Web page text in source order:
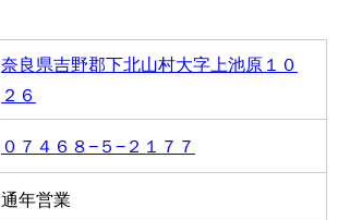
奈良県吉野郡下北山村大字上池原１０
２６
０７４６８−５−２１７７
通年営業